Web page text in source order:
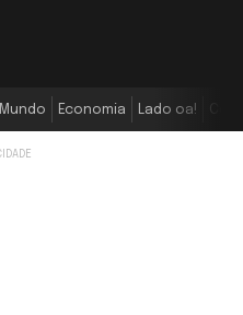
Mundo Economia Lado oa!